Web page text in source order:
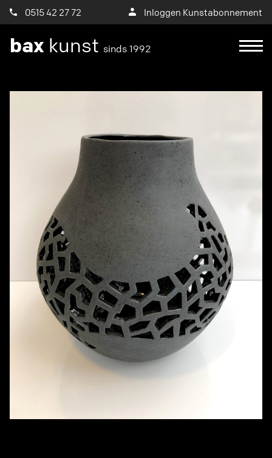
0515 42 27 72 Inloggen Kunstabonnement
bax kunst sinds 1992